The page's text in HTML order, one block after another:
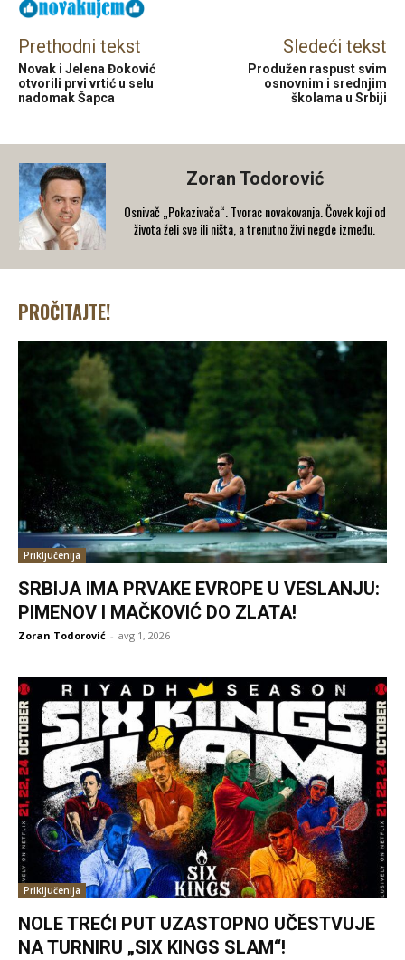
Prethodni tekst
Novak i Jelena Đoković
otvorili prvi vrtić u selu
nadomak Šapca
Sledeći tekst
Produžen raspust svim
osnovnim i srednjim
školama u Srbiji
Zoran Todorović
Osnivač „Pokazivača“. Tvorac novakovanja. Čovek koji od
života želi sve ili ništa, a trenutno živi negde između.
PROČITAJTE!
Priključenija
SRBIJA IMA PRVAKE EVROPE U VESLANJU:
PIMENOV I MAČKOVIĆ DO ZLATA!
Zoran Todorović - avg 1, 2026
Priključenija
NOLE TREĆI PUT UZASTOPNO UČESTVUJE
NA TURNIRU „SIX KINGS SLAM“!